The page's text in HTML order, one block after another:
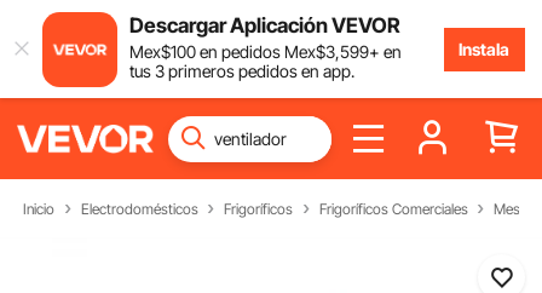
Descargar Aplicación VEVOR
Mex$100en pedidos Mex$3,599+ en
tus 3 primeros pedidos en app.
Instala
Inicio Electrodomésticos Frigoríficos Frigoríficos Comerciales Mesa